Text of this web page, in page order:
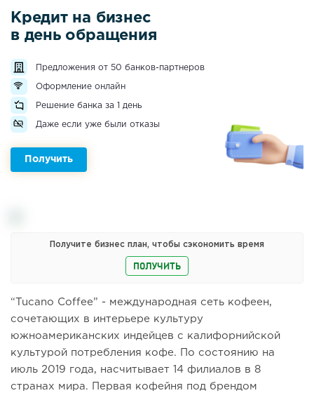
Кредит на бизнес
в день обращения
Предложения от 50 банков-партнеров
Оформление онлайн
Решение банка за 1 день
Даже если уже были отказы
Получить
Получите бизнес план, чтобы сэкономить время
ПОЛУЧИТЬ
“Tucano Coffee” - международная сеть кофеен,
сочетающих в интерьере культуру
южноамериканских индейцев с калифорнийской
культурой потребления кофе. По состоянию на
июль 2019 года, насчитывает 14 филиалов в 8
странах мира. Первая кофейня под брендом